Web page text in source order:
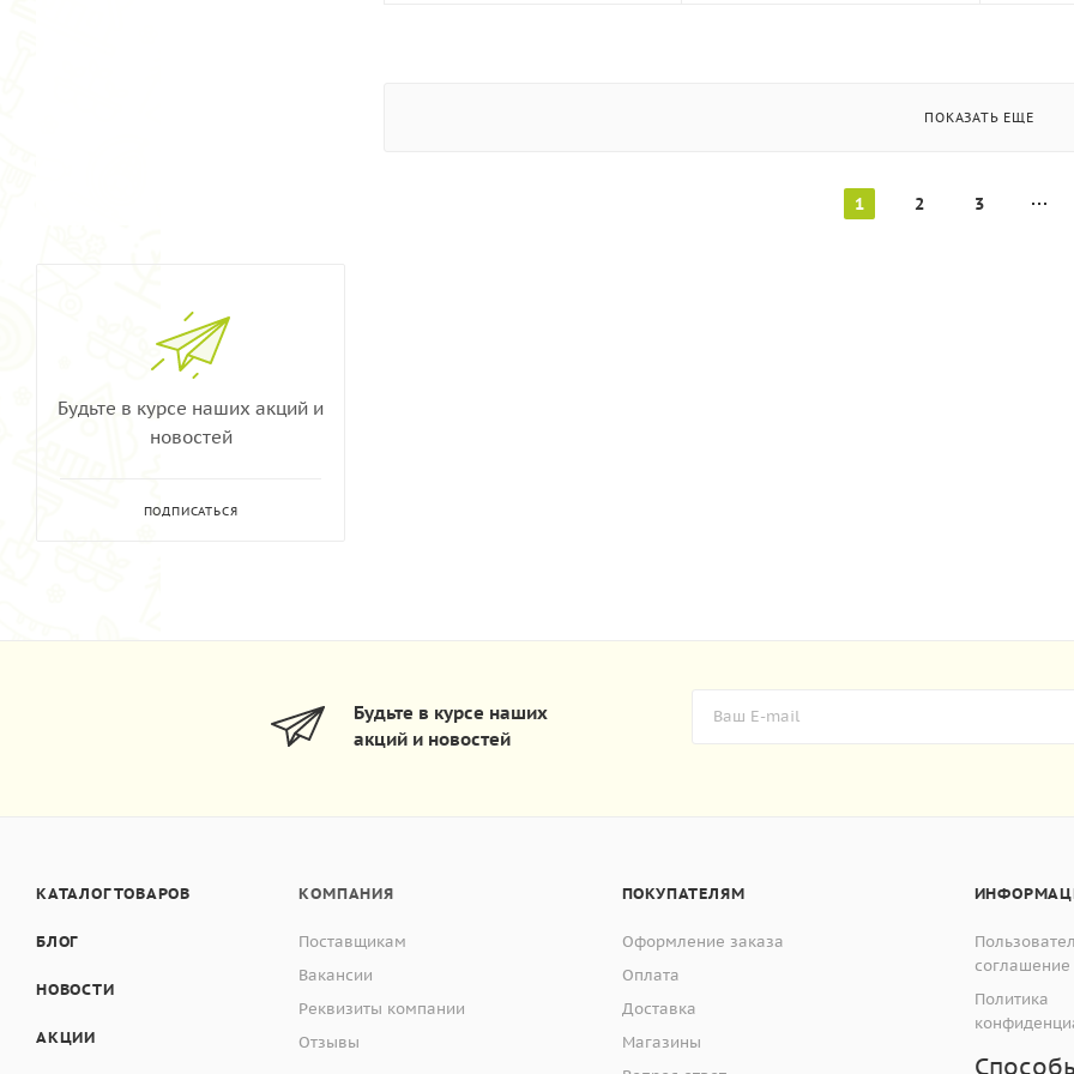
ПОКАЗАТЬ ЕЩЕ
1 2 3
Будьте в курсе наших акций и
новостей
ПОДПИСАТЬСЯ
Будьте в курсе наших
акций и новостей
КАТАЛОГ ТОВАРОВ
БЛОГ
НОВОСТИ
АКЦИИ
КОМПАНИЯ
Поставщикам
Вакансии
Реквизиты компании
Отзывы
ПОКУПАТЕЛЯМ
Оформление заказа
Оплата
Доставка
Магазины
соглашение
Политика